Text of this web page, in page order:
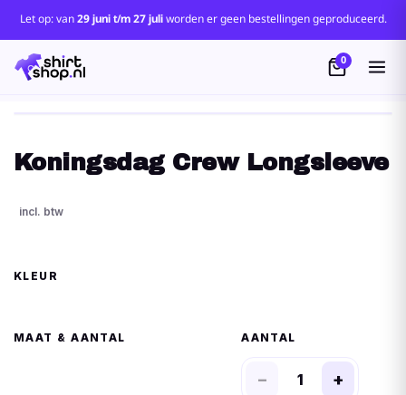
Let op: van29 juni t/m 27 juliworden er geen bestellingen geproduceerd.
0
Koningsdag Crew Longsleeve
MAAT
− +